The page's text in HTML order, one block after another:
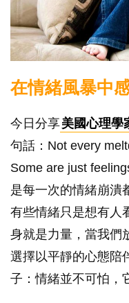
在情緒風暴中
今日分享美國心理學
句話：Not every
Some are just
是每一次的情緒崩潰
有些情緒只是想有人
身就是力量，當我們
選擇以平靜的心態陪
子：情緒並不可怕，